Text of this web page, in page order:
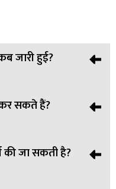
जारी हुई?
की गई है।
सकते हैं?
से डाउनलोड कर सकते हैं।
की जा सकती है?